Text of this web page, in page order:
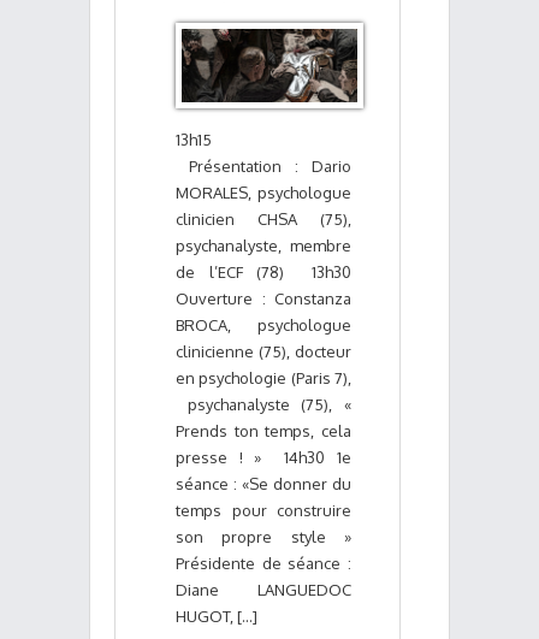
13h15
Présentation : Dario
MORALES, psychologue
clinicien CHSA (75),
psychanalyste, membre
de l’ECF (78) 13h30
Ouverture : Constanza
BROCA, psychologue
clinicienne (75), docteur
en psychologie (Paris 7),
psychanalyste (75), «
Prends ton temps, cela
presse ! » 14h30 1e
séance : «Se donner du
temps pour construire
son propre style »
Présidente de séance :
Diane LANGUEDOC
HUGOT, [...]